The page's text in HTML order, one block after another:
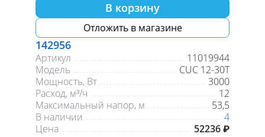
В корзину
Отложить в магазине
142956
Артикул
11019944
Модель
CUC 12-30T
Мощность, Вт
3000
Расход, м³/ч
12
Максимальный напор, м
53,5
В наличии
4
Цена
52236 ₽